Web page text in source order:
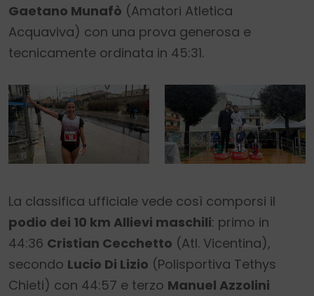
Gaetano Munafò (Amatori Atletica
Acquaviva) con una prova generosa e
tecnicamente ordinata in 45:31.
La classifica ufficiale vede così comporsi il
podio dei 10 km Allievi maschili: primo in
44:36 Cristian Cecchetto (Atl. Vicentina),
secondo Lucio Di Lizio (Polisportiva Tethys
Chieti) con 44:57 e terzo Manuel Azzolini